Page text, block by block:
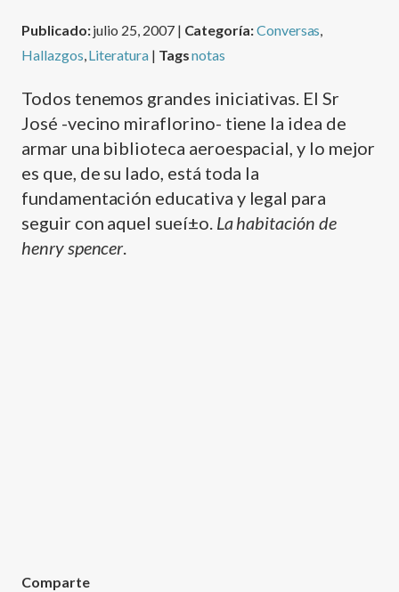
Publicado:julio 25, 2007 | Categoría:Conversas
Hallazgos Literatura| Tagsnotas
Todos tenemos grandes iniciativas. El Sr
José -vecino miraflorino- tiene la idea de
armar una biblioteca aeroespacial, y lo mejor
es que, de su lado, está toda la
fundamentación educativa y legal para
seguir con aquel sueí±o. La habitación de
henry spencer.
Comparte